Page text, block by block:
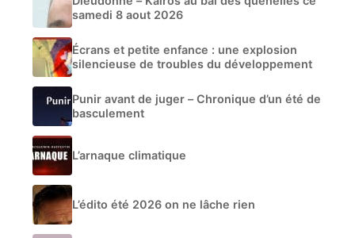
samedi 8 aout 2026
Écrans et petite enfance : une explosion
silencieuse de troubles du développement
Punir avant de juger – Chronique d’un été de
basculement
L’arnaque climatique
L’édito été 2026 on ne lâche rien